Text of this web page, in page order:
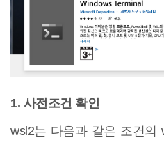
1. 사전조건 확인
wsl2는 다음과 같은 조건의